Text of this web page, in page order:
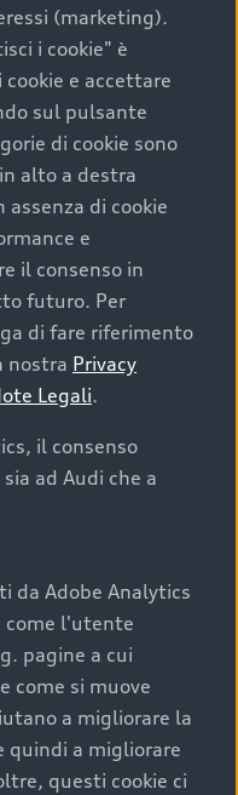
che coniuga
Per fare un
aspetti
e l’affidabilità del
perfetta tramite Audi
di
prima di
prezzo e all'aspetto,
corrisponde a
e a una maggiore
una manutenzione
(marketing).
i cookie" è
e accettare
sul pulsante
di cookie sono
alto a destra
di cookie
e
il consenso in
futuro. Per
di fare riferimento
nostra Privacy
Legali.
il consenso
ad Audi che a
da Adobe Analytics
come l'utente
pagine a cui
come si muove
a migliorare la
quindi a migliorare
questi cookie ci